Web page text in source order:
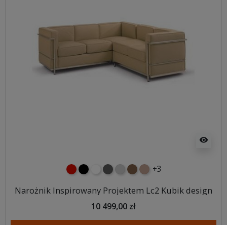
visibility
czerwony
czarnybiałyciemno szary
jasnoszary
brązowy
jasnobrązowy
+3
Narożnik Inspirowany Projektem Lc2 Kubik design
10 499,00 zł